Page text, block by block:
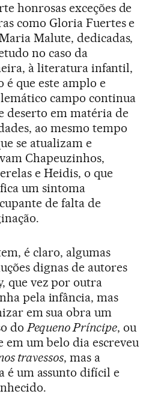
honrosas exceções de
como Gloria Fuertes e
Malute, dedicadas,
no caso da
à literatura infantil,
é que este amplo e
campo continua
deserto em matéria de
ao mesmo tempo
se atualizam e
Chapeuzinhos,
e Heidis, o que
um sintoma
de falta de
é claro, algumas
dignas de autores
que vez por outra
pela infância, mas
em sua obra um
doPequeno Príncipe, ou
em um belo dia escreveu
travessos, mas a
é um assunto difícil e